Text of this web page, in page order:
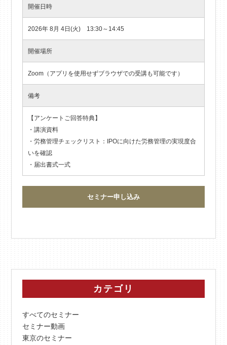
開催日時
2026年 8月 4日(火) 13:30～14:45
開催場所
Zoom（アプリを使用せずブラウザでの受講も可能です）
備考
【アンケートご回答特典】
・講演資料
・労務管理チェックリスト：IPOに向けた労務管理の実現度合
いを確認
・届出書式一式
セミナー申し込み
カテゴリ
すべてのセミナー
セミナー動画
東京のセミナー